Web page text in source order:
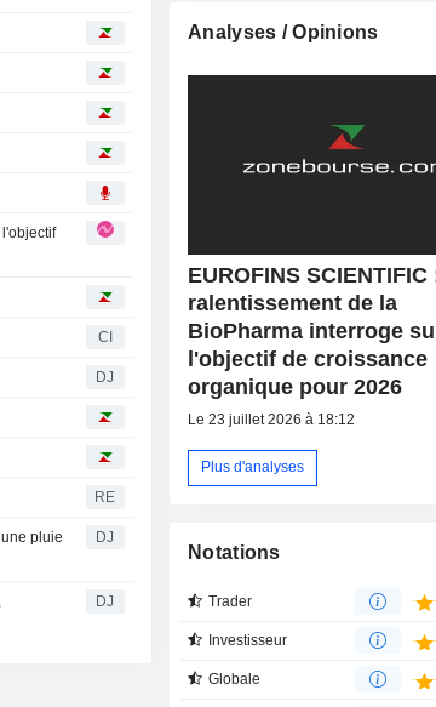
CI
DJ
RE
pluie
DJ
DJ
Analyses / Opinions
EUROFINS SCIENTIFIC
ralentissement de la
BioPharma interroge
l'objectif de croissance
organique pour 2026
Le 23 juillet 2026 à 18:12
Plus d'analyses
Notations
Trader
Investisseur
Globale